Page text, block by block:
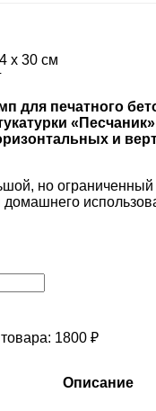
х 30 см
для печатного
и
но ограниченный
домашнего
1800 ₽
Описание